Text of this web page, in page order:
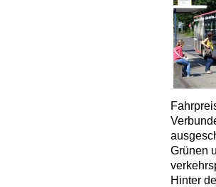
Grünen
Hinter